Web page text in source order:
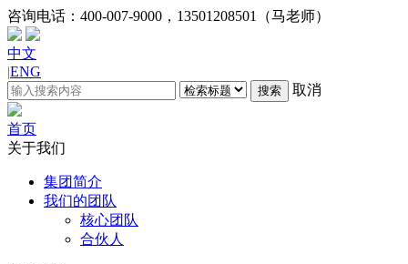
咨询电话： 400-007-9000，13501208501（马老师）
中文
|ENG
搜索 取消
首页
关于我们
集团简介
我们的团队
核心团队
合伙人